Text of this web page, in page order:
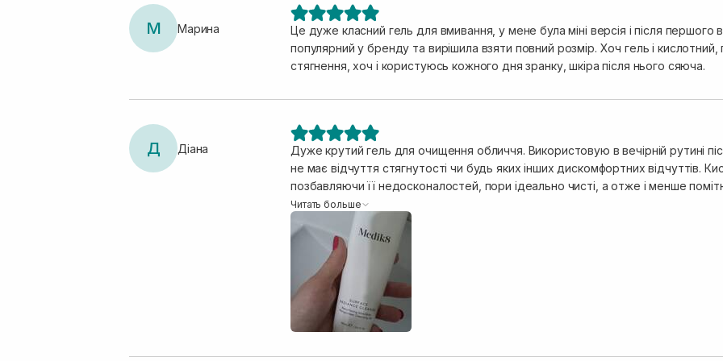
М Марина
Це дуже класний гель для вмивання, у мене була міні версія і після першого
популярний у бренду та вирішила взяти повний розмір. Хоч гель і кислотний,
стягнення, хоч і користуюсь кожного дня зранку, шкіра після нього сяюча.
Д Діана
Дуже крутий гель для очищення обличчя. Використовую в вечірній рутині
не має відчуття стягнутості чи будь яких інших дискомфортних відчуттів.
позбавляючи її недосконалостей, пори ідеально чисті, а отже і менше
зменшились плями постакне. Після регулярного використання значно
проходять швидше. Окрім цього, помітила, що після застосування цього
має прозорий колір та густу текстуру. Для якісного очищення обличчя
щоденному використанні 1 раз в день вже пів року, використала трохи
клінзер. Обов'язково буде на повторі!
Читать больше